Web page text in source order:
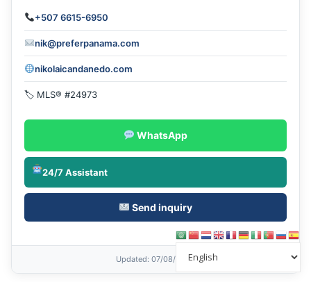
+507 6615-6950
nik@preferpanama.com
nikolaicandanedo.com
🏷 MLS® #24973
WhatsApp
24/7 Assistant
Send inquiry
Updated: 07/08/2026